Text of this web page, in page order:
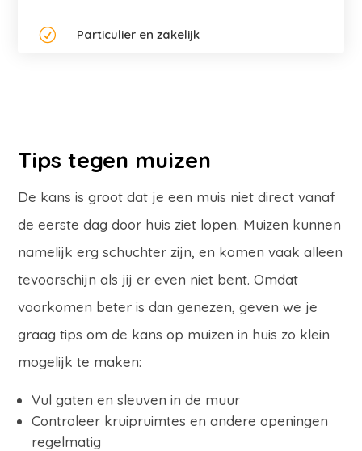
R Particulier en zakelijk
Tips tegen muizen
De kans is groot dat je een muis niet direct vanaf
de eerste dag door huis ziet lopen. Muizen kunnen
namelijk erg schuchter zijn, en komen vaak alleen
tevoorschijn als jij er even niet bent. Omdat
voorkomen beter is dan genezen, geven we je
graag tips om de kans op muizen in huis zo klein
mogelijk te maken:
Vul gaten en sleuven in de muur
Controleer kruipruimtes en andere openingen
regelmatig